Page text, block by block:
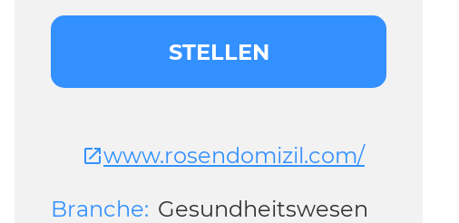
STELLEN
www.rosendomizil.com/
Branche: Gesundheitswesen